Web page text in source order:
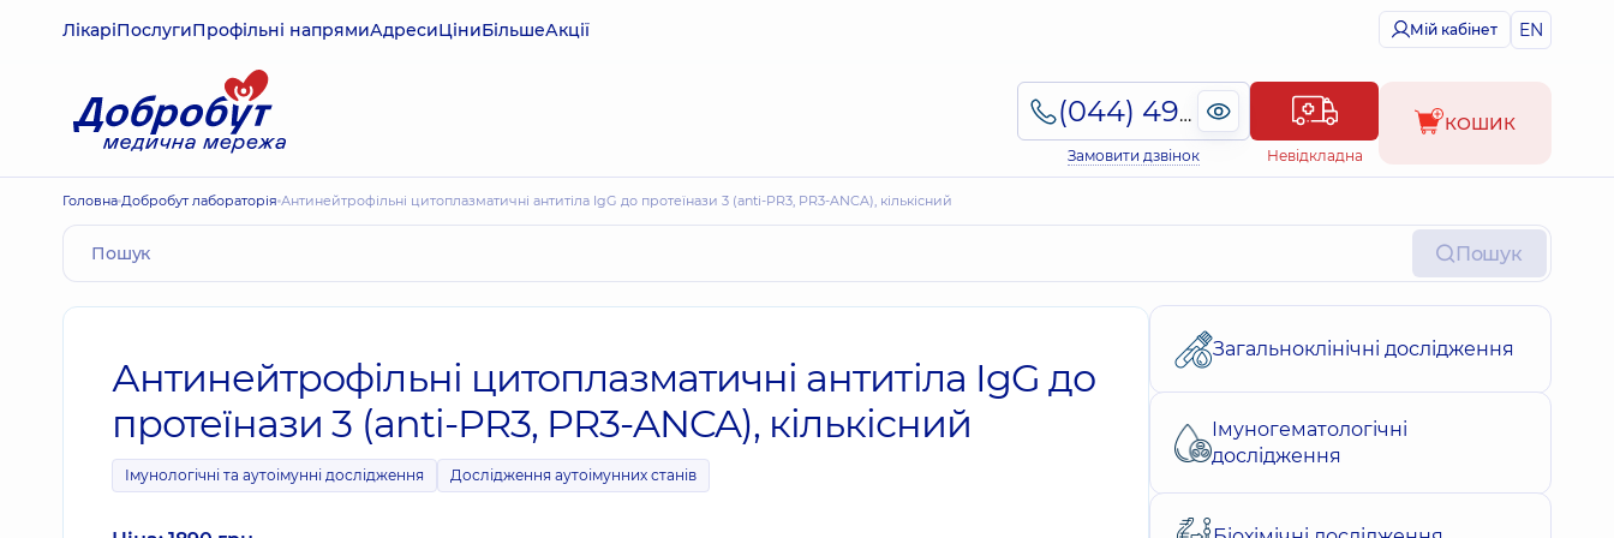
ЛікаріПослугиПрофільні напрямиАдресиЦіниБільшеАкції Мій кабінет EN
(044) 495-2-888
Замовити дзвінок Невідкладна
КОШИК
Головна Добробут лабораторія Антинейтрофільні цитоплазматичні антитіла IgG до протеїнази 3 (anti-PR3, PR3-ANCA), кількісний
Пошук
Антинейтрофільні цитоплазматичні антитіла IgG до
протеїнази 3 (anti-PR3, PR3-ANCA), кількісний
Імунологічні та аутоімунні дослідження Дослідження аутоімунних станів
Загальноклінічні дослідження
Імуногематологічні
дослідження